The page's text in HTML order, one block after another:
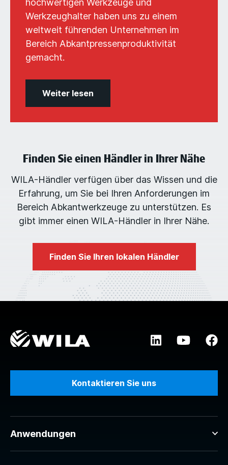
hochwertigen Werkzeuge und
Werkzeughalter haben uns zu einem
weltweit führenden Unternehmen im
Bereich Abkantpressenproduktivität
gemacht.
Weiter lesen
Finden Sie einen Händler in Ihrer Nähe
WILA-Händler verfügen über das Wissen und die
Erfahrung, um Sie bei Ihren Anforderungen im
Bereich Abkantwerkzeuge zu unterstützen. Es
gibt immer einen WILA-Händler in Ihrer Nähe.
Finden Sie Ihren lokalen Händler
Kontaktieren Sie uns
Anwendungen